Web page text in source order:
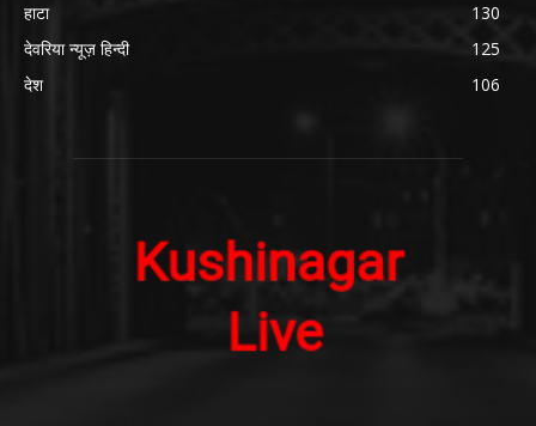
हाटा
130
देवरिया न्यूज़ हिन्दी
125
देश
106